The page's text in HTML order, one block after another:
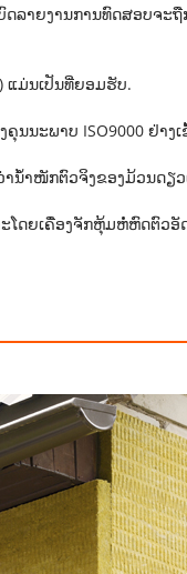
ລາຍງານການທົດສອບຈ
ແມ່ນເປັນທີ່ຍອມຮັບ.
ນະພາບ ISO9000 ຢ່າງເ
ນໍ້າໜັກຕົວຈິງຂອງມ້ວນດຽ
ດຍເຄື່ອງຈັກຫຸ້ມຫໍ່ຫົດຕົວອັ